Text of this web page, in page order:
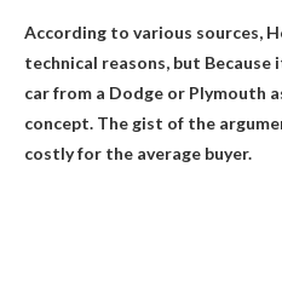
According to various sources,
technical reasons, but Because
car from a Dodge or Plymouth
concept. The gist of the
costly for the average buyer.